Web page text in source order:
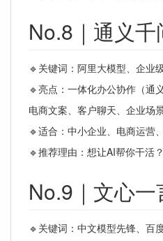
No.8｜通义千
🔹关键词：阿里大模型、企业
🔹亮点：一体化办公协作（通
电商文案、客户聊天、企业场
🔹适合：中小企业、电商运营
🔹推荐理由：想让AI帮你干活
No.9｜文心一
🔹关键词：中文模型先锋、百